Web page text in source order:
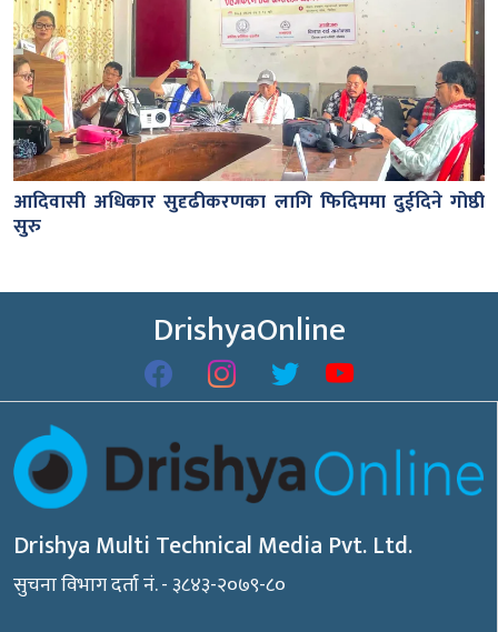
आदिवासी अधिकार सुदृढीकरणका लागि फिदिममा दुईदिने गोष्ठी
सुरु
DrishyaOnline
Drishya Multi Technical Media Pvt. Ltd.
सुचना विभाग दर्ता नं. - ३८४३-२०७९-८०